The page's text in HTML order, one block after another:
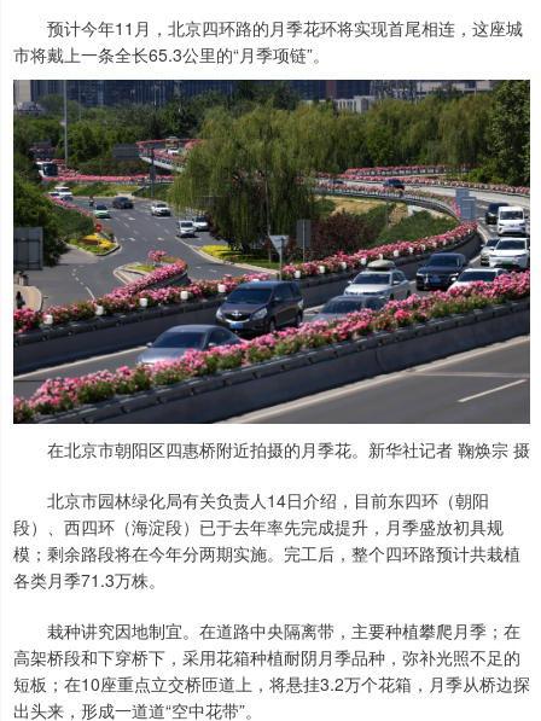
预计今年11月，北京四环路的月季花环将实现首尾相连，这座城
市将戴上一条全长65.3公里的“月季项链”。
在北京市朝阳区四惠桥附近拍摄的月季花。新华社记者 鞠焕宗 摄
北京市园林绿化局有关负责人14日介绍，目前东四环（朝阳
段）、西四环（海淀段）已于去年率先完成提升，月季盛放初具规
模；剩余路段将在今年分两期实施。完工后，整个四环路预计共栽植
各类月季71.3万株。
栽种讲究因地制宜。在道路中央隔离带，主要种植攀爬月季；在
高架桥段和下穿桥下，采用花箱种植耐阴月季品种，弥补光照不足的
短板；在10座重点立交桥匝道上，将悬挂3.2万个花箱，月季从桥边探
出头来，形成一道道“空中花带”。